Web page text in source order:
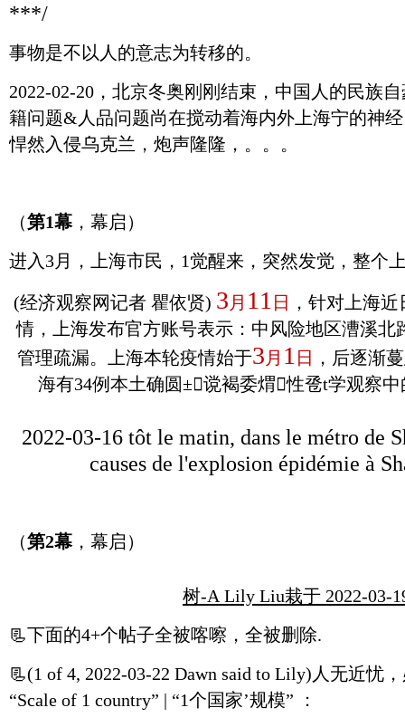
***/
事物是不以人的意志为转移的。
2022-02-20，北京冬奥刚刚结束，中国人的民族
籍问题&人品问题尚在搅动着海内外上海宁的神
悍然入侵乌克兰，炮声隆隆，。。。
（第1幕，幕启）
进入3月，上海市民，1觉醒来，突然发觉，整个
(经济观察网记者 瞿依贤) 3 月 11 日 ，针对上海
情，上海发布官方账号表示：中风险地区漕溪北
管理疏漏。上海本轮疫情始于3 月 1 日 ，后逐渐
海有34例本土确圆±谠褐委煟性卺t学观察
2022-03-16 tôt le matin, dans le métro de
causes de l'explosion épidémie à
（第2幕，幕启）
树-A Lily Liu栽于 2022-03-
📃下面的4+个帖子全被喀嚓，全被删除.
📃(1 of 4, 2022-03-22 Dawn said to Lily)人无近忧
“Scale of 1 country” | “1个国家’规模” ：